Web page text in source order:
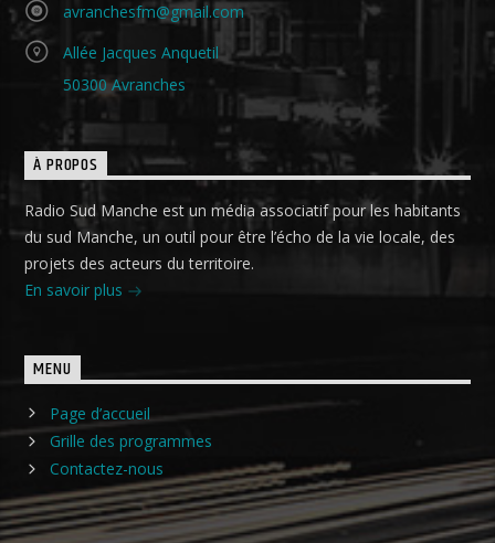
avranchesfm@gmail.com
Allée Jacques Anquetil
50300 Avranches
À PROPOS
Radio Sud Manche est un média associatif pour les habitants
du sud Manche, un outil pour être l’écho de la vie locale, des
projets des acteurs du territoire.
En savoir plus
MENU
Page d’accueil
Grille des programmes
Contactez-nous